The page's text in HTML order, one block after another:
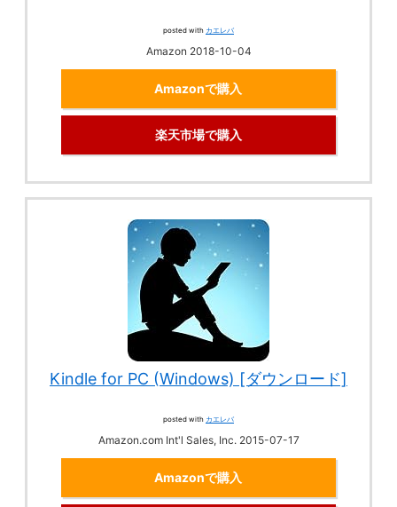
posted with カエレバ
Amazon 2018-10-04
Amazonで購入
楽天市場で購入
Kindle for PC (Windows) [ダウンロード]
posted with カエレバ
Amazon.com Int'l Sales, Inc. 2015-07-17
Amazonで購入